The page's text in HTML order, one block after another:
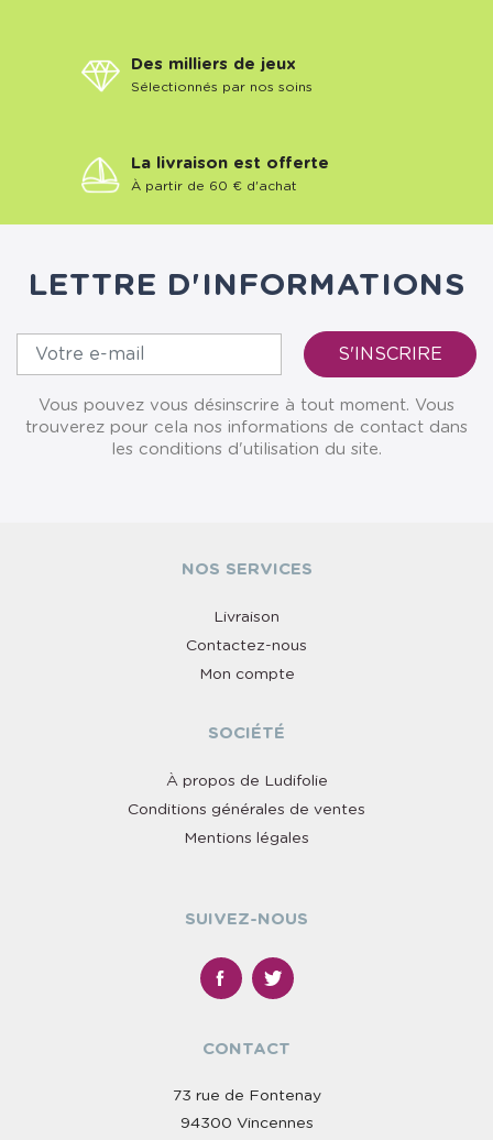
Des milliers de jeux
Sélectionnés par nos soins
La livraison est offerte
À partir de 60 € d'achat
LETTRE D'INFORMATIONS
Vous pouvez vous désinscrire à tout moment. Vous
trouverez pour cela nos informations de contact dans
les conditions d'utilisation du site.
NOS SERVICES
Livraison
Contactez-nous
Mon compte
SOCIÉTÉ
À propos de Ludifolie
Conditions générales de ventes
Mentions légales
SUIVEZ-NOUS
CONTACT
73 rue de Fontenay
94300 Vincennes